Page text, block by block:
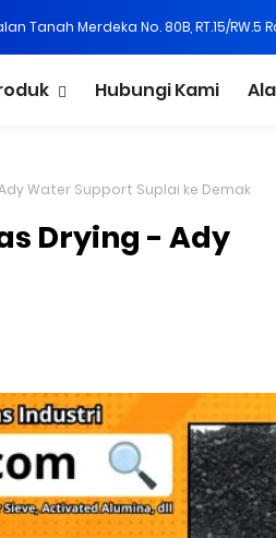
Tanah Merdeka No. 80B, RT.15/
Hubungi Kami
Water Support Suplai ke Demak
Drying - Ady